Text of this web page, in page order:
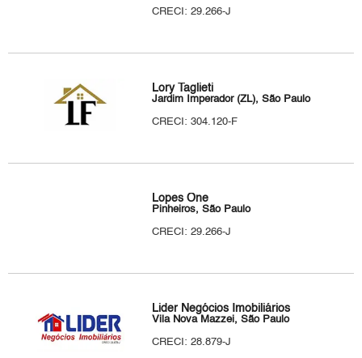
CRECI: 29.266-J
Lory Taglieti
Jardim Imperador (ZL), São Paulo
CRECI: 304.120-F
Lopes One
Pinheiros, São Paulo
CRECI: 29.266-J
Lider Negócios Imobiliários
Vila Nova Mazzei, São Paulo
CRECI: 28.879-J